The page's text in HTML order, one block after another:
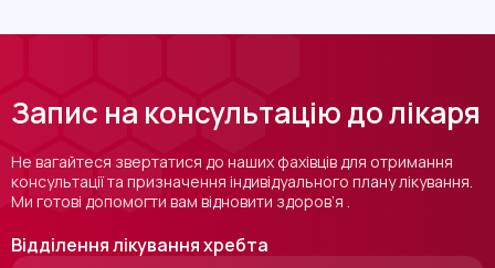
Запис на консультацію до лікаря
Не вагайтеся звертатися до наших фахівців для отримання
консультації та призначення індивідуального плану лікування.
Ми готові допомогти вам відновити здоров’я .
Відділення лікування хребта